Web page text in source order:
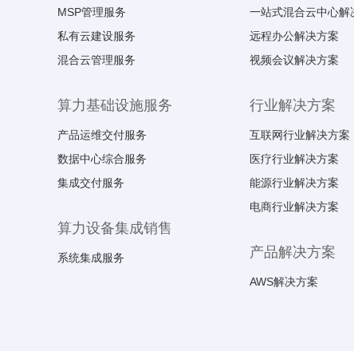
MSP管理服务
私有云建设服务
混合云管理服务
算力基础设施服务
产品运维交付服务
数据中心综合服务
集成交付服务
算力设备集成销售
系统集成服务
一站式混合云中心解
远程办公解决方案
视频会议解决方案
行业解决方案
互联网行业解决方案
医疗行业解决方案
能源行业解决方案
电商行业解决方案
产品解决方案
AWS解决方案